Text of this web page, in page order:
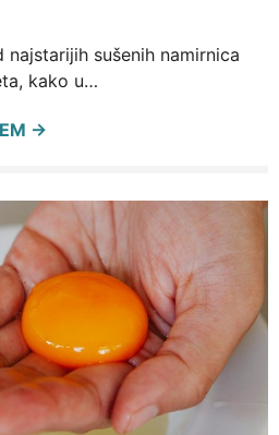
sušenih namirnica
kako u…
→